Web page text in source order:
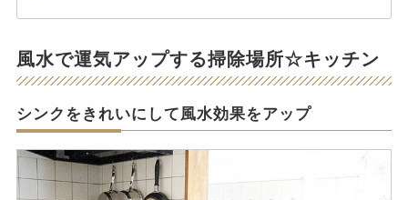
風水で運気アップする掃除場所☆キッチン
シンクをきれいにして風水効果をアップ